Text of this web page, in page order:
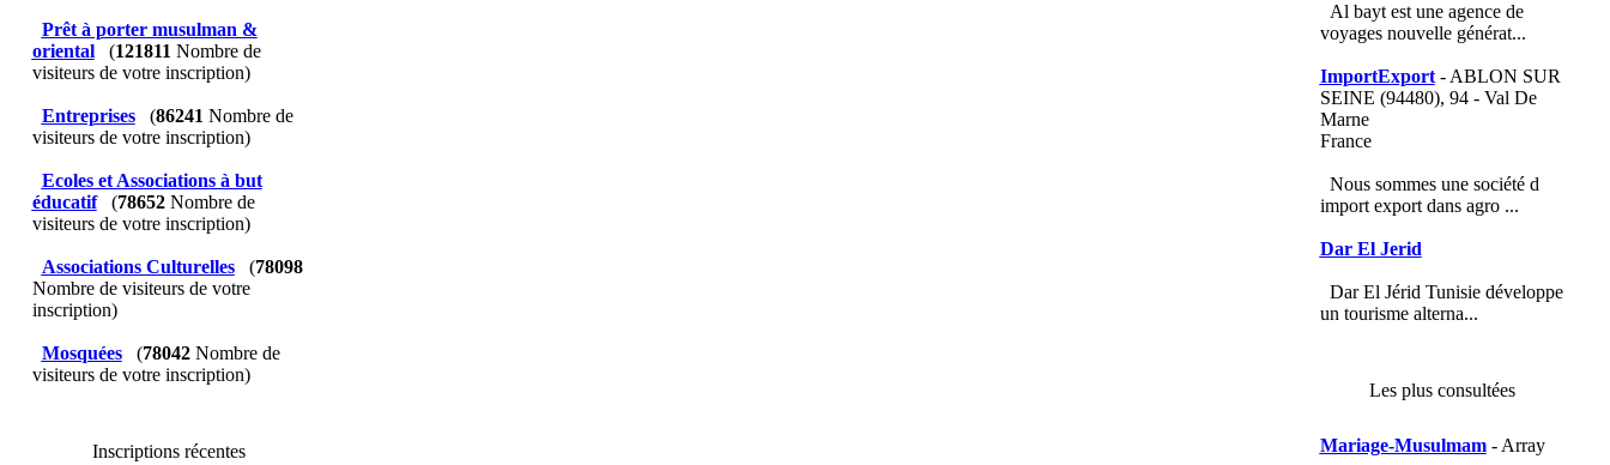
Prêt à porter musulman &
oriental
(121811 Nombre de
visiteurs de votre inscription)
Entreprises (86241 Nombre de
visiteurs de votre inscription)
Ecoles et Associations à but
éducatif
(78652Nombre de
visiteurs de votre inscription)
Associations Culturelles (78098
Nombre de visiteurs de votre
inscription)
Mosquées (78042Nombre de
visiteurs de votre inscription)
Inscriptions récentes
Al bayt est une agence de
voyages nouvelle générat...
ImportExport- ABLON SUR
SEINE (94480), 94 - Val De
Marne
France
Nous sommes une société d
import export dans agro ...
Dar El Jerid
Dar El Jérid Tunisie développe
un tourisme alterna...
Les plus consultées
Mariage-Musulmam- Array